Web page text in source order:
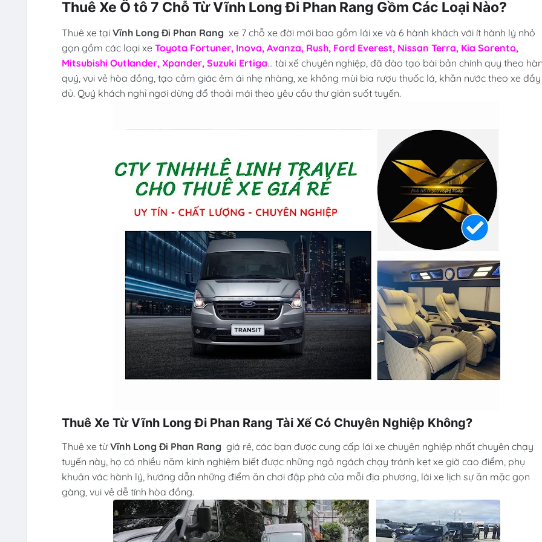
Thuê Xe Ô tô 7 Chỗ Từ Vĩnh Long Đi Phan Rang Gồm Các Loại Nào?
Thuê xe tại Vĩnh Long Đi Phan Rang xe 7 chỗ xe đời mới bao gồm lái xe và 6 hành khách với ít hành lý nhỏ
gọn gồm các loại xe Toyota Fortuner, Inova, Avanza, Rush, Ford Everest, Nissan Terra, Kia Sorento,
Mitsubishi Outlander, Xpander, Suzuki Ertiga... tài xế chuyên nghiệp, đã đào tạo bài bản chính quy theo
quý, vui vẻ hòa đồng, tạo cảm giác êm ái nhẹ nhàng, xe không mùi bia rượu thuốc lá, khăn nước theo xe đầy
đủ. Quý khách nghỉ ngơi dừng đổ thoải mái theo yêu cầu thư giản suốt tuyến.
Thuê Xe Từ Vĩnh Long Đi Phan Rang Tài Xế Có Chuyên Nghiệp Không?
Thuê xe từVĩnh Long Đi Phan Rang giá rẻ, các bạn được cung cấp lái xe chuyên nghiệp nhất chuyên chạy
tuyến này, họ có nhiều năm kinh nghiệm biết được những ngỏ ngách chạy tránh kẹt xe giờ cao điểm, phụ
khuân vác hành lý, hướng dẫn những điểm ăn chơi đập phá của mỗi địa phương, lái xe lịch sự ăn mặc gọn
gàng, vui vẻ dễ tính hòa đồng.